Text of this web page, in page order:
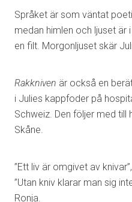
Språket är som väntat
medan himlen och ljuset
en filt. Morgonljuset skär
Rakkniven är också en
i Julies kappfoder på
Schweiz. Den följer med till
Skåne.
”Ett liv är omgivet av
”Utan kniv klarar man sig
Ronja.